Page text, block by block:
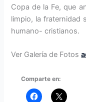
Copa de la Fe, que
limpio, la fraternidad
humano- cristianos.
Ver Galería de Fotos
Comparte en: